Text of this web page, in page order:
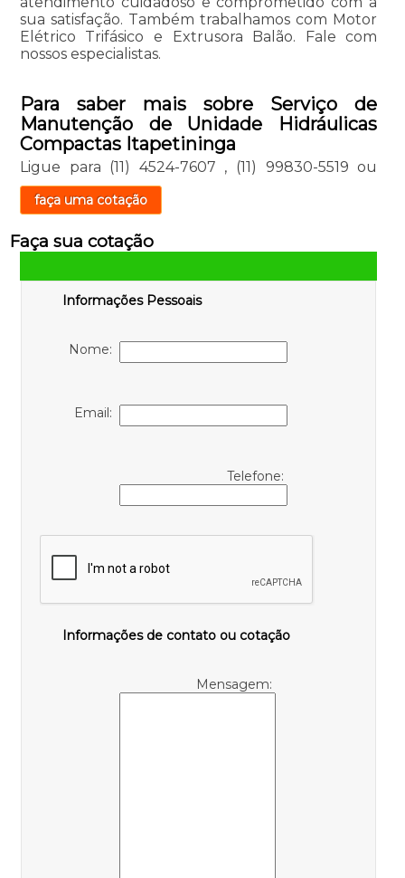
sua satisfação. Também trabalhamos com Motor
Elétrico Trifásico e Extrusora Balão. Fale com
nossos especialistas.
Para saber mais sobre Serviço de
Manutenção de Unidade Hidráulicas
Compactas Itapetininga
Ligue para (11) 4524-7607 , (11) 99830-5519 ou
faça uma cotação
Faça sua cotação
Informações Pessoais
Nome:
Email:
Telefone:
Informações de contato ou cotação
Mensagem: